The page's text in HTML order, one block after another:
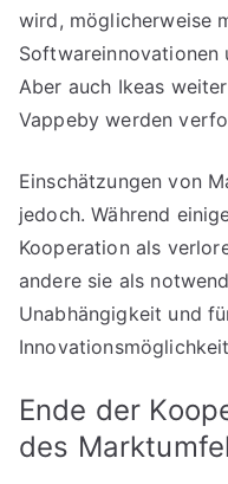
wird, möglicherweise
Softwareinnovationen
Aber auch Ikeas
Vappeby werden
Einschätzungen von
jedoch. Während
Kooperation als
andere sie als
Unabhängigkeit und
Ende der
des